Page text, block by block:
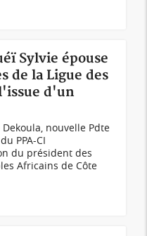
Sylvie épouse
de la Ligue des
d'un
nouvelle Pdte
PPA-CI
du président des
Africains de Côte